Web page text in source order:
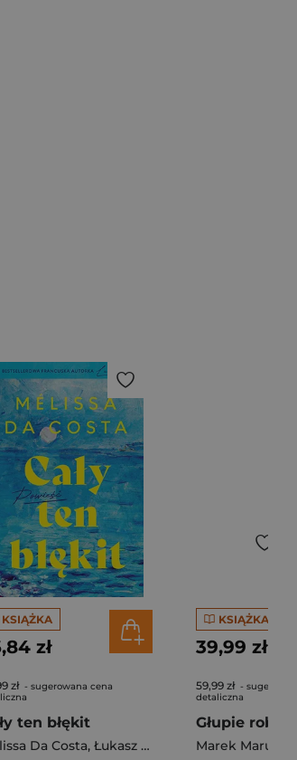
KSIĄŻKA
zł
zł - sugerowana cena
ten błękit
Da Costa, Łukasz Müller
KSIĄŻKA
39,99 zł
59,99 zł -
detaliczna
Marek